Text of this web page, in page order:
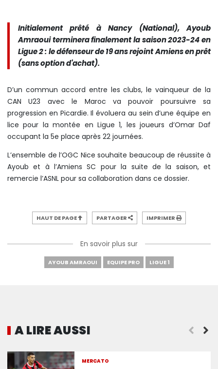
Initialement prêté à Nancy (National), Ayoub
Amraoui terminera finalement la saison 2023-24 en
Ligue 2 : le défenseur de 19 ans rejoint Amiens en prêt
(sans option d'achat).
D’un commun accord entre les clubs, le vainqueur de la
CAN U23 avec le Maroc va pouvoir poursuivre sa
progression en Picardie. Il évoluera au sein d’une équipe en
lice pour la montée en Ligue 1, les joueurs d’Omar Daf
occupant la 5e place après 22 journées.
L’ensemble de l’OGC Nice souhaite beaucoup de réussite à
Ayoub et à l’Amiens SC pour la suite de la saison, et
remercie l’ASNL pour sa collaboration dans ce dossier.
HAUT DE PAGE PARTAGER IMPRIMER
En savoir plus sur
AYOUB AMRAOUI EQUIPE PRO LIGUE 1
A LIRE AUSSI
MERCATO
Benvenuto Salvatore